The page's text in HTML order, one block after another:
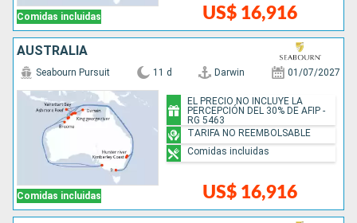
Comidas incluidas US$ 16,916
AUSTRALIA
Comidas incluidas
Seabourn Pursuit 11 d Darwin 01/07/2027
US$ 16,916
EL PRECIO NO INCLUYE LA
PERCEPCIÓN DEL 30% DE AFIP -
RG 5463
TARIFA NO REEMBOLSABLE
Comidas incluidas